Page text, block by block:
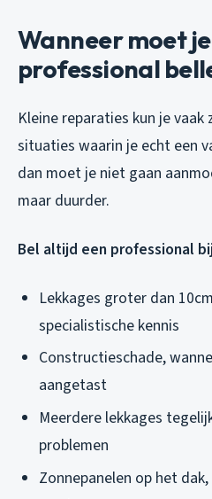
Wanneer moet
professional
Kleine reparaties kun je vaak
situaties waarin je echt een
dan moet je niet gaan
maar duurder.
Bel altijd een professional
Lekkages groter dan
specialistische kennis
Constructieschade,
aangetast
Meerdere lekkages
problemen
Zonnepanelen op het